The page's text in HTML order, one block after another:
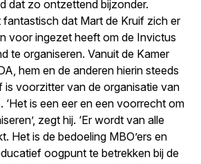
dat zo ontzettend bijzonder.
fantastisch dat Mart de Kruif zich er
voor ingezet heeft om de Invictus
te organiseren. Vanuit de Kamer
hem en de anderen hierin steeds
is voorzitter van de organisatie van
‘Het is een eer en een voorrecht om
zegt hij. ‘Er wordt van alle
Het is de bedoeling MBO’ers en
oogpunt te betrekken bij de